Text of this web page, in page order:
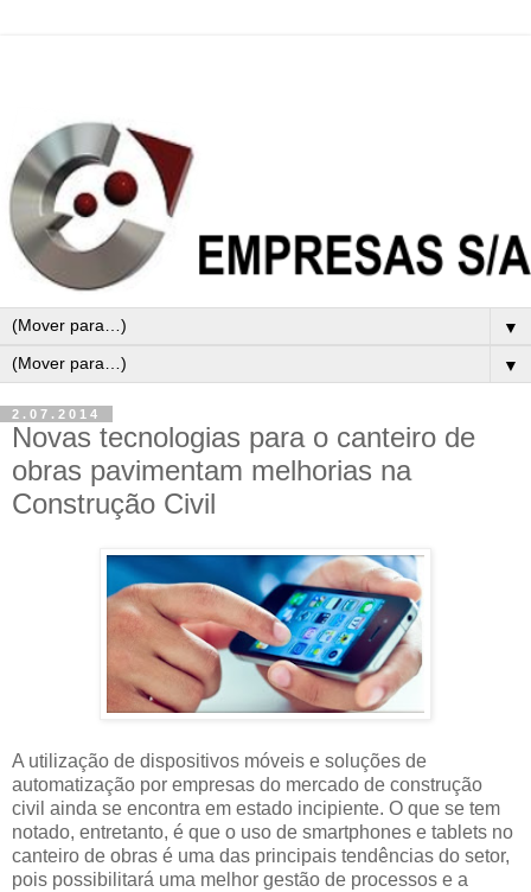
▼
▼
2.07.2014
Novas tecnologias para o canteiro de
obras pavimentam melhorias na
Construção Civil
A utilização de dispositivos móveis e soluções de
automatização por empresas do mercado de construção
civil ainda se encontra em estado incipiente. O que se tem
notado, entretanto, é que o uso de smartphones e tablets no
canteiro de obras é uma das principais tendências do setor,
pois possibilitará uma melhor gestão de processos e a